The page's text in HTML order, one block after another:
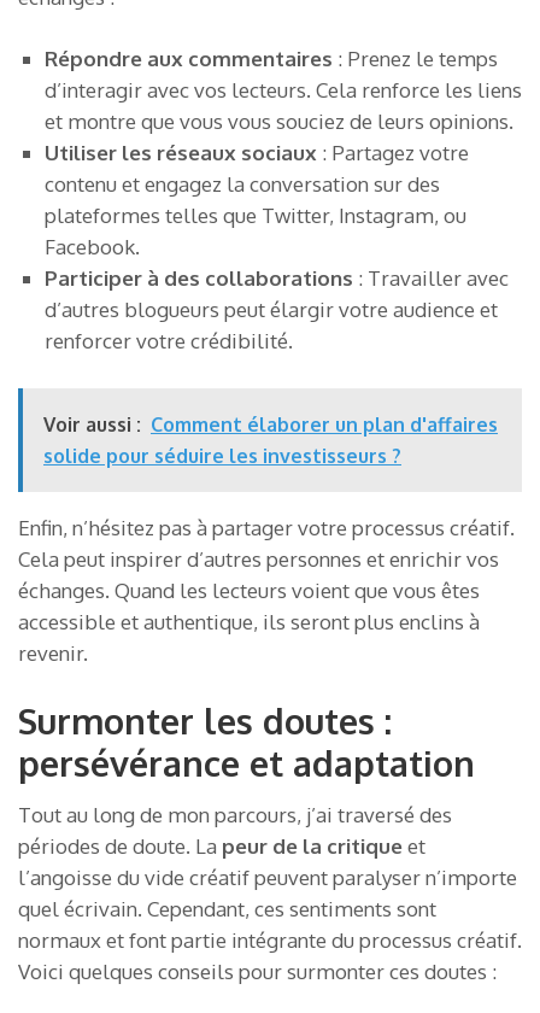
Répondre aux commentaires : Prenez le temps
d’interagir avec vos lecteurs. Cela renforce les liens
et montre que vous vous souciez de leurs opinions.
Utiliser les réseaux sociaux : Partagez votre
contenu et engagez la conversation sur des
plateformes telles que Twitter, Instagram, ou
Facebook.
Participer à des collaborations : Travailler avec
d’autres blogueurs peut élargir votre audience et
renforcer votre crédibilité.
Voir aussi : Comment élaborer un plan d'affaires
solide pour séduire les investisseurs ?
Enfin, n’hésitez pas à partager votre processus créatif.
Cela peut inspirer d’autres personnes et enrichir vos
échanges. Quand les lecteurs voient que vous êtes
accessible et authentique, ils seront plus enclins à
revenir.
Surmonter les doutes :
persévérance et adaptation
Tout au long de mon parcours, j’ai traversé des
périodes de doute. La peur de la critiqueet
l’angoisse du vide créatif peuvent paralyser n’importe
quel écrivain. Cependant, ces sentiments sont
normaux et font partie intégrante du processus créatif.
Voici quelques conseils pour surmonter ces doutes :